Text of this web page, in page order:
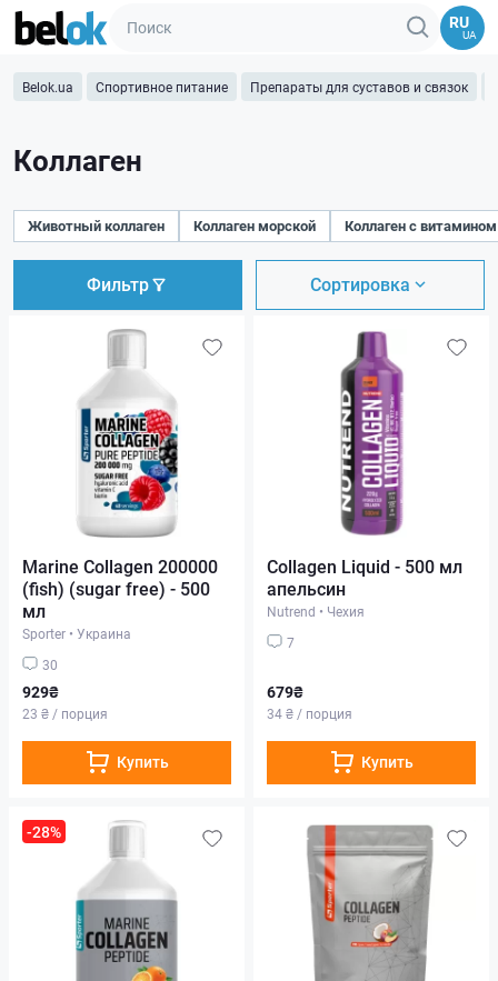
RU
UA
Belok.ua Спортивное питание Препараты для суставов и связок
Коллаген
Животный коллаген Коллаген морской Коллаген с
Фильтр Сортировка
Marine Collagen 200000
(fish) (sugar free) - 500
мл
Sporter • Украина
30
929₴
23 ₴ / порция
Купить
Collagen Liquid - 500 мл
апельсин
Nutrend • Чехия
7
679₴
34 ₴ / порция
Купить
-28%